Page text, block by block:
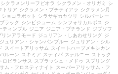
シクラメンリーフビオラ シクラメン・オリガミ
シ
トリア シクラメン・プチティアラ
シクラメン月
ショコラポット シラサギカヤツリ
シルバーレー
ラック シンビジューム シンフォリカルポス
ジ
ティンプル ジニア ジニア・プチランド ジプソフ
リンアラモード ジュリアン・しあわせリング ジ
ジュリアン・シャンパンブルー ジュリアン・シル
スイートアリッサム
スイートハーブメキシカン
ルーン スキミア スティパ ステルニー
ストック
ロビランサス スプラッシュ・メドゥ
スプリング
ム・フロスティナイト
スーパーアリッサム・フ